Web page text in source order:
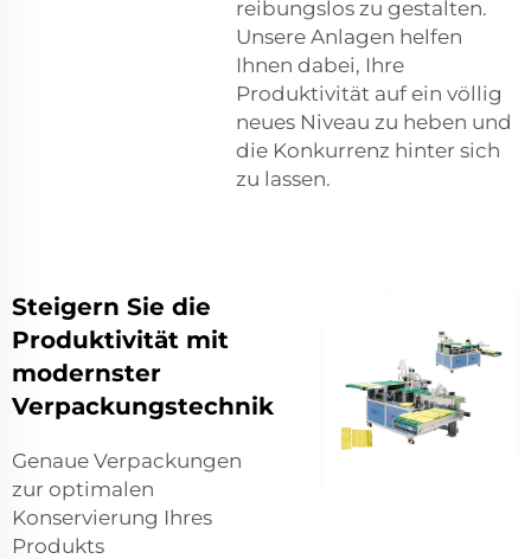
reibungslos zu gestalten.
Unsere Anlagen helfen
Ihnen dabei, Ihre
Produktivität auf ein völlig
neues Niveau zu heben und
die Konkurrenz hinter sich
zu lassen.
Steigern Sie die
Produktivität mit
modernster
Verpackungstechnik
Genaue Verpackungen
zur optimalen
Konservierung Ihres
Produkts